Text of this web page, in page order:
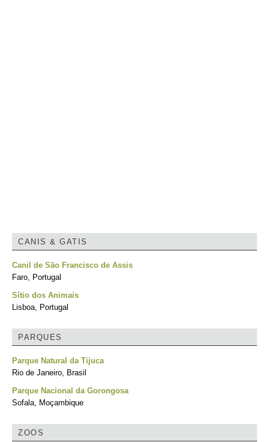
CANIS & GATIS
Canil de São Francisco de Assis
Faro, Portugal
Sítio dos Animais
Lisboa, Portugal
PARQUES
Parque Natural da Tijuca
Rio de Janeiro, Brasil
Parque Nacional da Gorongosa
Sofala, Moçambique
ZOOS